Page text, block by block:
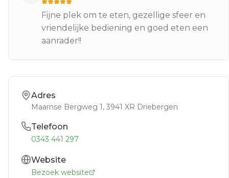
Fijne plek om te eten, gezellige sfeer en
vriendelijke bediening en goed eten een
aanrader!!
Adres
Maarnse Bergweg 1 , 3941 XR Driebergen
Telefoon
0343 441 297
Website
Bezoek website